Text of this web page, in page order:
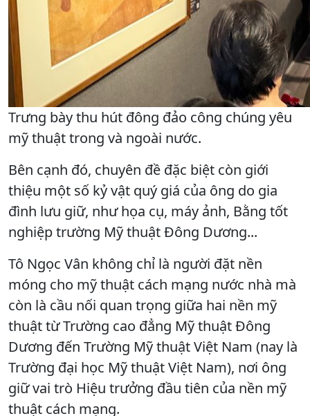
Trưng bày thu hút đông đảo công chúng yêu
mỹ thuật trong và ngoài nước.
Bên cạnh đó, chuyên đề đặc biệt còn giới
thiệu một số kỷ vật quý giá của ông do gia
đình lưu giữ, như họa cụ, máy ảnh, Bằng tốt
nghiệp trường Mỹ thuật Đông Dương...
Tô Ngọc Vân không chỉ là người đặt nền
móng cho mỹ thuật cách mạng nước nhà mà
còn là cầu nối quan trọng giữa hai nền mỹ
thuật từ Trường cao đẳng Mỹ thuật Đông
Dương đến Trường Mỹ thuật Việt Nam (nay là
Trường đại học Mỹ thuật Việt Nam), nơi ông
giữ vai trò Hiệu trưởng đầu tiên của nền mỹ
thuật cách mạng.